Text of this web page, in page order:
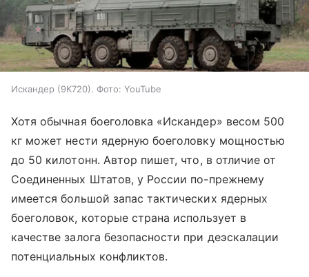
Искандер (9К720). Фото: YouTube
Хотя обычная боеголовка «Искандер» весом 500
кг может нести ядерную боеголовку мощностью
до 50 килотонн. Автор пишет, что, в отличие от
Соединенных Штатов, у России по-прежнему
имеется большой запас тактических ядерных
боеголовок, которые страна использует в
качестве залога безопасности при деэскалации
потенциальных конфликтов.